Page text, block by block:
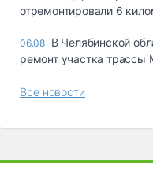
отремонтировали 6
06.08 В Челябинской
ремонт участка трассы
Все новости